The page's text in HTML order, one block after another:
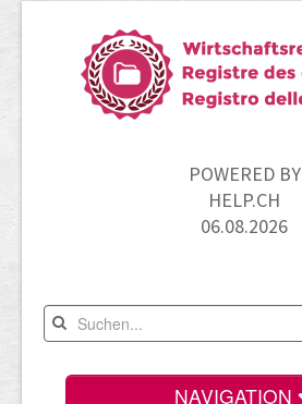
POWERED BY
HELP.CH
06.08.2026
NAVIGATION